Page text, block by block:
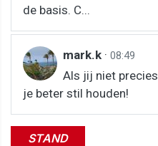
de basis. C...
mark.k · 08:49
Als jij niet
je beter stil houden!
STAND